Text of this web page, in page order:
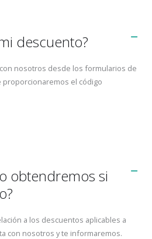
descuento?
nosotros desde los formularios de
el código
obtendremos si
a los descuentos aplicables a
con nosotros y te informaremos.